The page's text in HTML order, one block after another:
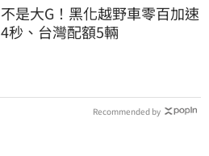
不是大G！黑化越野車零百加速
4秒、台灣配額5輛
Recommended by